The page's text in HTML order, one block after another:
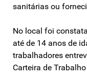
sanitárias ou
No local foi
até de 14 anos de
trabalhadores
Carteira de